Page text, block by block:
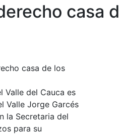
casa
casa de los
Valle del Cauca es
Valle Jorge Garcés
la Secretaria del
para su